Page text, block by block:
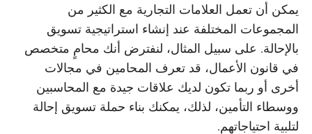
يمكن أن تعمل العلامات التجارية مع الكثير من
المجموعات المختلفة عند إنشاء استراتيجية تسويق
بالإحالة. على سبيل المثال، لنفترض أنك محامٍ متخصص
في قانون الأعمال، قد تعرف المحامين في مجالات
أخرى أو ربما تكون لديك علاقات جيدة مع المحاسبين
ووسطاء التأمين، لذلك، يمكنك بناء حملة تسويق إحالة
لتلبية احتياجاتهم.